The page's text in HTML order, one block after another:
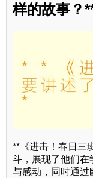
样的故事？
**《进击！春日三
斗，展现了他们在
与感动，同时通过